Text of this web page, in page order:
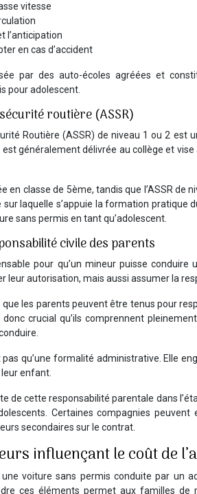
vitesse
l’anticipation
en cas d’accident
par des auto-écoles agréées et
pour adolescent.
routière (ASSR)
Routière (ASSR) de niveau 1 ou 2
généralement délivrée au collège et
en classe de 5ème, tandis que l’ASSR
laquelle s’appuie la formation pratique
sans permis en tant qu’adolescent.
civile des parents
pour qu’un mineur puisse
leur autorisation, mais aussi assumer la
les parents peuvent être tenus pour
donc crucial qu’ils comprennent
pas qu’une formalité administrative. Elle
leur enfant.
de cette responsabilité parentale dans
Certaines compagnies
secondaires sur le contrat.
influençant le coût de
une voiture sans permis conduite par un
ces éléments permet aux familles